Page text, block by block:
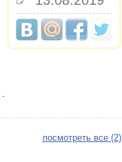
посмотреть все (2)